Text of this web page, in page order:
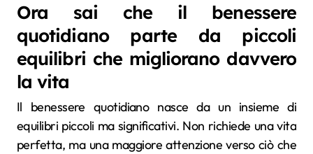
Ora sai che il benessere
quotidiano parte da piccoli
equilibri che migliorano davvero
la vita
Il benessere quotidiano nasce da un insieme di
equilibri piccoli ma significativi. Non richiede una vita
perfetta, ma una maggiore attenzione verso ciò che